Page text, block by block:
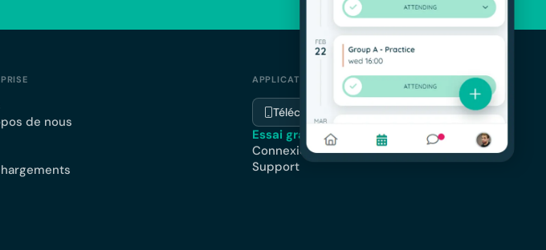
de nous
APPLICATION
Télécharger l'application
Essai gratuit
Connexion
Support